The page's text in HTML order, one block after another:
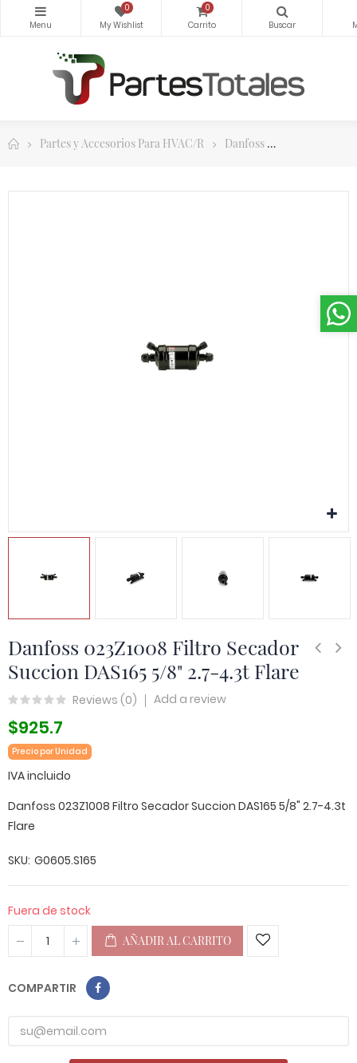
0 0
Partes y Accesorios Para HVAC/R Danfoss
Danfoss 023Z1008 Filtro Secador
Succion DAS165 5/8" 2.7-4.3t Flare
Reviews (0) Add a review
$925.7
Precio por Unidad
IVA incluido
Danfoss 023Z1008 Filtro Secador Succion DAS165 5/8" 2.7-4.3t
Flare
SKU G0605.S165
Fuera de stock
AÑADIR AL CARRITO
COMPARTIR